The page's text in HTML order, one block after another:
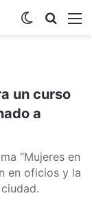
Buscar
Switch skin
un curso
a
“Mujeres en
en oficios y la